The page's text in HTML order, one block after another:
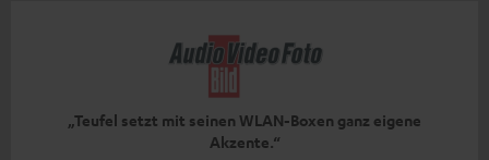
„Teufel setzt mit seinen WLAN-Boxen ganz eigene
Akzente.“